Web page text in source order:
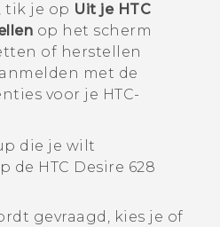
tik je op Uit je HTC
op het scherm
of herstellen
met de
voor je HTC-
die je wilt
de HTC Desire 628
gevraagd, kies je of